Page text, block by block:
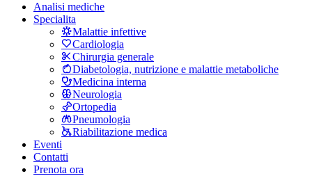
Analisi mediche
Specialita
Malattie infettive
Cardiologia
Chirurgia generale
Diabetologia, nutrizione e malattie metaboliche
Medicina interna
Neurologia
Ortopedia
Pneumologia
Riabilitazione medica
Eventi
Contatti
Prenota ora